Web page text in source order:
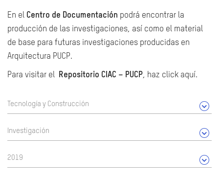
En el Centro de Documentación podrá encontrar la
producción de las investigaciones, así como el material
de base para futuras investigaciones producidas en
Arquitectura PUCP.
Para visitar el Repositorio CIAC – PUCP, haz click aquí.
Tecnología y Construcción
Investigación
2019